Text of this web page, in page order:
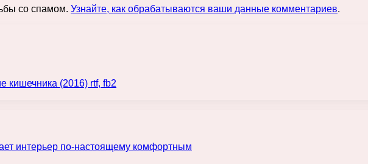
со спамом. Узнайте, как обрабатываются ваши данные комментариев.
(2016) rtf, fb2
интерьер по-настоящему комфортным